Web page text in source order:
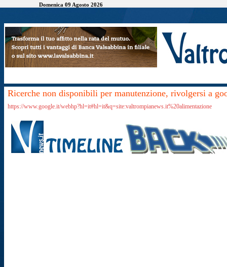
Domenica 09 Agosto 2026
Ricerche non disponibili per manutenzione, rivolgersi a
https://www.google.it/webhp?hl=it#hl=it&q=site:valtrompianews.it%20alimentazione